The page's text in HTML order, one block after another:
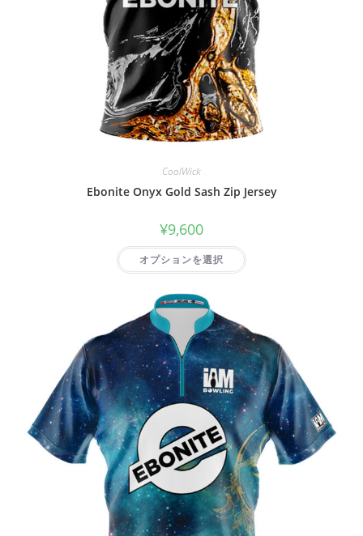
CoolWick
Ebonite Onyx Gold Sash Zip Jersey
¥9,600
オプションを選択